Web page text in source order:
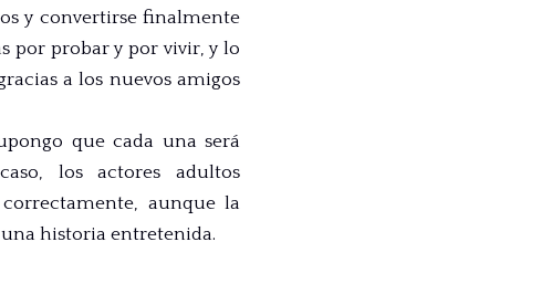
y convertirse finalmente
por probar y por vivir, y lo
a los nuevos amigos
que cada una será
los actores adultos
aunque la
historia entretenida.